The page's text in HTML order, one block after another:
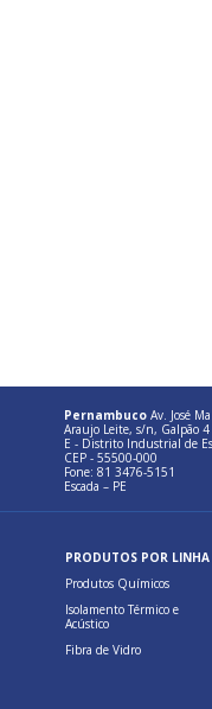
Pernambuco Av. José
Araujo Leite, s/n, Galpão 4
E - Distrito Industrial de
CEP - 55500-000
Fone: 81 3476-5151
Escada – PE
PRODUTOS POR LINHA
Produtos Químicos
Isolamento Térmico e
Acústico
Fibra de Vidro